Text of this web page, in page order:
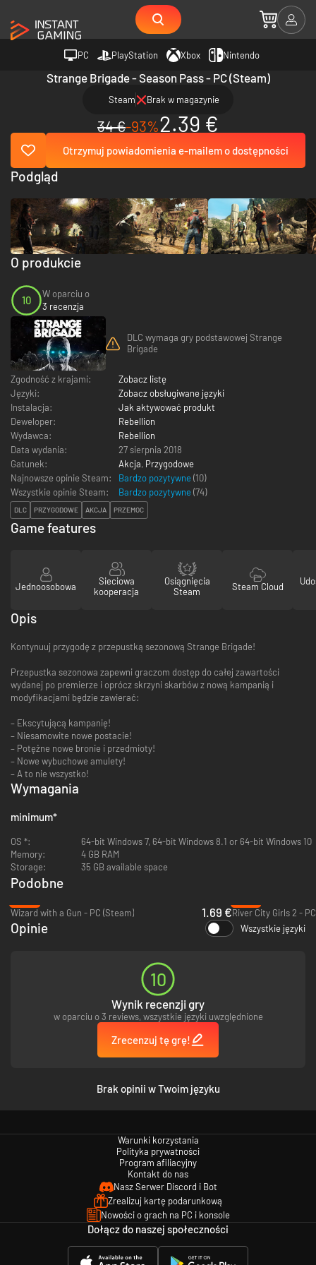
PC PlayStation Xbox Nintendo
Strange Brigade - Season Pass - PC (Steam)
Steam Brak w magazynie
34 €-93%2.39 €
Otrzymuj powiadomienia e-mailem o dostępności
O produkcie
10
W oparciu o
3 recenzja
DLC wymaga gry podstawowej Strange
Brigade
Zgodność z krajami:
Zobacz listę
Języki:
Zobacz obsługiwane języki
Instalacja:
Jak aktywować produkt
Deweloper:
Rebellion
Wydawca:
Rebellion
Data wydania:
27 sierpnia 2018
Gatunek:
Akcja, Przygodowe
Najnowsze opinie Steam:
Bardzo pozytywne (10)
Wszystkie opinie Steam:
Bardzo pozytywne (74)
DLC PRZYGODOWE AKCJA PRZEMOC
Podgląd
Game features
Jednoosobowa
Sieciowa
kooperacja
Osiągnięcia
Steam
Steam Cloud
Opis
Kontynuuj przygodę z przepustką sezonową Strange Brigade!
Przepustka sezonowa zapewni graczom dostęp do całej zawartości
wydanej po premierze i oprócz skrzyni skarbów z nową kampanią i
modyfikacjami będzie zawierać:
– Ekscytującą kampanię!
– Niesamowite nowe postacie!
– Potężne nowe bronie i przedmioty!
– Nowe wybuchowe amulety!
– A to nie wszystko!
Wymagania
minimum*
OS *:
64-bit Windows 7, 64-bit Windows 8.1 or 64-bit Windows 10
Memory:
4 GB RAM
Storage:
35 GB available space
Podobne
Wizard with a Gun - PC (Steam)
1.69 €River City Girls 2 -
Opinie Wszystkie języki
10
Wynik recenzji gry
w oparciu o 3 reviews, wszystkie języki uwzględnione
Zrecenzuj tę grę!
Brak opinii w Twoim języku
Warunki korzystania
Polityka prywatności
Program afiliacyjny
Kontakt do nas
Nasz Serwer Discord i Bot
Zrealizuj kartę podarunkową
Nowości o grach na PC i konsole
Dołącz do naszej społeczności